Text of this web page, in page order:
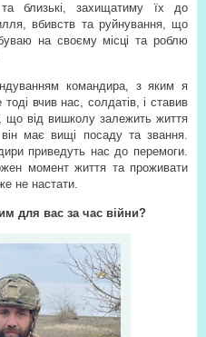
близькі, захищатиму їх до
вбивств та руйнування, що
на своєму місці та роблю
командира, з яким я
вчив нас, солдатів, і ставив
що від вишколу залежить життя
має вищі посаду та звання.
приведуть нас до перемоги.
момент життя та проживати
не настати.
для вас за час війни?